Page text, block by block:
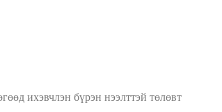
ихэвчлэн бүрэн нээлттэй төлөвт